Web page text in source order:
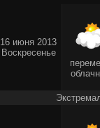
16 июня 2013
Воскресенье